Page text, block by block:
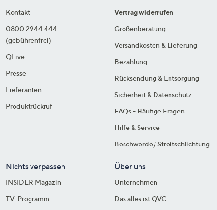
Kontakt
0800 2944 444
(gebührenfrei)
QLive
Presse
Lieferanten
Produktrückruf
Vertrag widerrufen
Größenberatung
Versandkosten & Lieferung
Bezahlung
Rücksendung & Entsorgung
Sicherheit & Datenschutz
FAQs - Häufige Fragen
Hilfe & Service
Beschwerde/ Streitschlichtung
Nichts verpassen
INSIDER Magazin
TV-Programm
Über uns
Unternehmen
Das alles ist QVC